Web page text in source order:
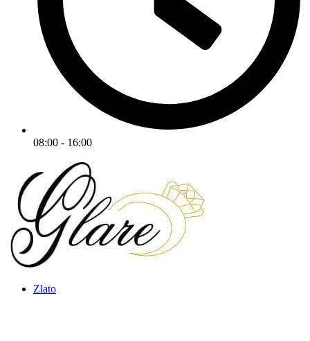
08:00 - 16:00
Zlato